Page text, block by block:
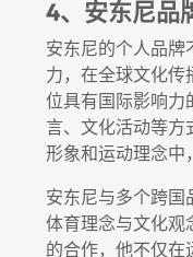
4、安东尼品
安东尼的个人品牌
力，在全球文化传
位具有国际影响力
言、文化活动等方
形象和运动理念中
安东尼与多个跨国
体育理念与文化观
的合作，他不仅在